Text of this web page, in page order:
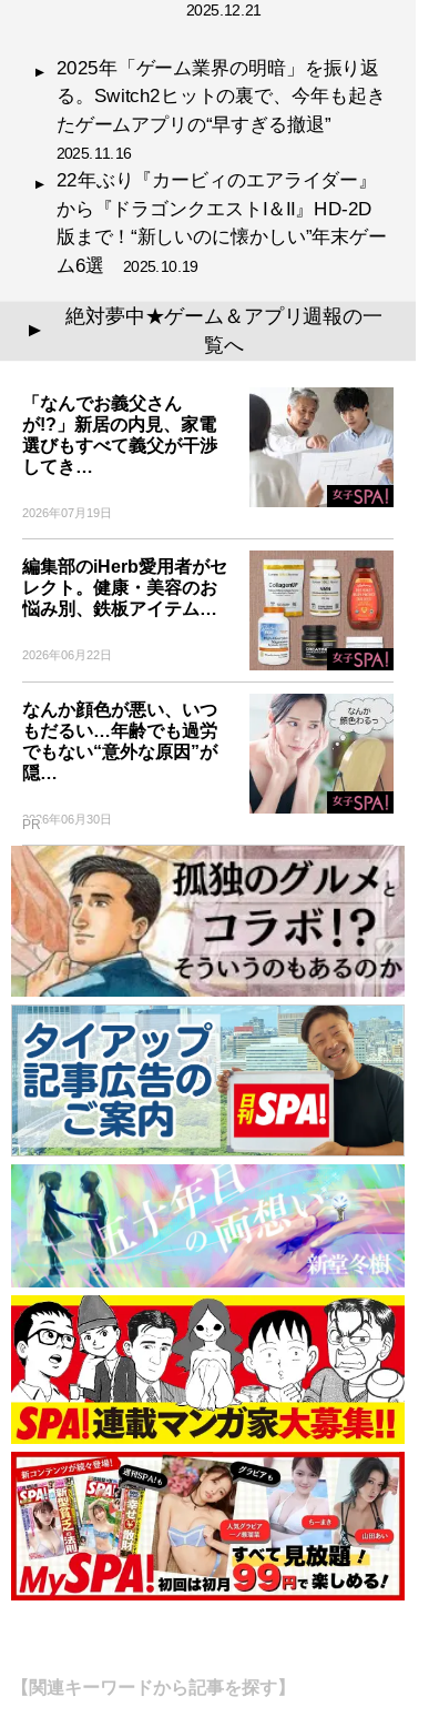
2025.12.21
2025年「ゲーム業界の明暗」を振り返
る。Switch2ヒットの裏で、今年も起き
たゲームアプリの“早すぎる撤退”
2025.11.16
22年ぶり『カービィのエアライダー』
から『ドラゴンクエストI＆II』HD-2D
版まで！“新しいのに懐かしい”年末ゲー
ム6選
2025.10.19
▲
絶対夢中★ゲーム＆アプリ週報の一
覧へ
「なんでお義父さん
が!?」新居の内見、家電
選びもすべて義父が干渉
してき…
2026年07月19日
編集部のiHerb愛用者がセ
レクト。健康・美容のお
悩み別、鉄板アイテム…
2026年06月22日
なんか顔色が悪い、いつ
もだるい…年齢でも過労
でもない“意外な原因”が
隠…
2026年06月30日
PR
【関連キーワードから記事を探す】